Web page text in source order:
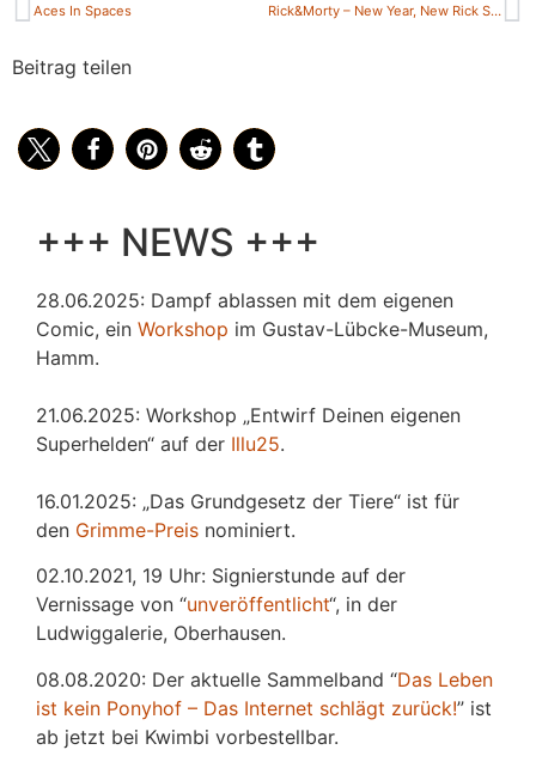
Aces In Spaces Rick&Morty – New Year, New Rick Special
Beitrag teilen
+++ NEWS +++
28.06.2025: Dampf ablassen mit dem eigenen
Comic, ein Workshop im Gustav-Lübcke-Museum,
Hamm.
21.06.2025: Workshop „Entwirf Deinen eigenen
Superhelden“ auf der Illu25.
16.01.2025: „Das Grundgesetz der Tiere“ ist für
den Grimme-Preis nominiert.
02.10.2021, 19 Uhr: Signierstunde auf der
Vernissage von “unveröffentlicht“, in der
Ludwiggalerie, Oberhausen.
08.08.2020: Der aktuelle Sammelband “Das Leben
ist kein Ponyhof – Das Internet schlägt zurück!” ist
ab jetzt bei Kwimbi vorbestellbar.